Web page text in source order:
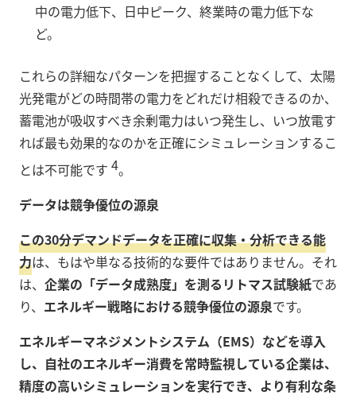
中の電力低下、日中ピーク、終業時の電力低下な
ど。
これらの詳細なパターンを把握することなくして、太陽
光発電がどの時間帯の電力をどれだけ相殺できるのか、
蓄電池が吸収すべき余剰電力はいつ発生し、いつ放電す
れば最も効果的なのかを正確にシミュレーションするこ
とは不可能です 4。
データは競争優位の源泉
この30分デマンドデータを正確に収集・分析できる能
力は、もはや単なる技術的な要件ではありません。それ
は、 企業の「データ成熟度」を測るリトマス試験紙であ
り、 エネルギー戦略における競争優位の源泉です。
エネルギーマネジメントシステム（EMS）などを導入
し、自社のエネルギー消費を常時監視している企業は、
精度の高いシミュレーションを実行でき、より有利な条